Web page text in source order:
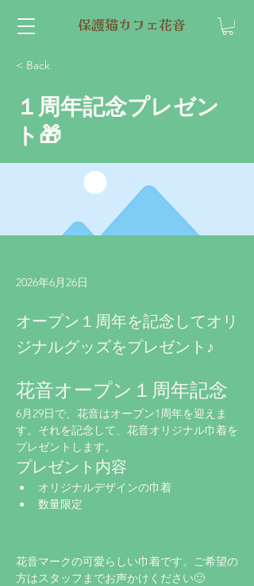
保護猫カフェ花音
< Back
１周年記念プレゼン
ト🎁
2026年6月26日
オープン１周年を記念してオリ
ジナルグッズをプレゼント♪
花音オープン１周年記念
6月29日で、花音はオープン1周年を迎えま
す。それを記念して、花音オリジナル巾着を
プレゼントします。
プレゼント内容
オリジナルデザインの巾着
数量限定
花音マークの可愛らしい巾着です。ご希望の
方はスタッフまでお声かけください🙂